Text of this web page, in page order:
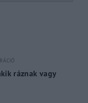
ráznak vagy